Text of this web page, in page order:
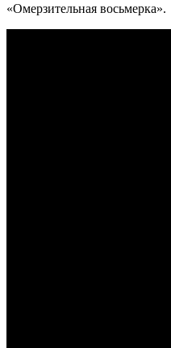
«Омерзительная восьмерка».